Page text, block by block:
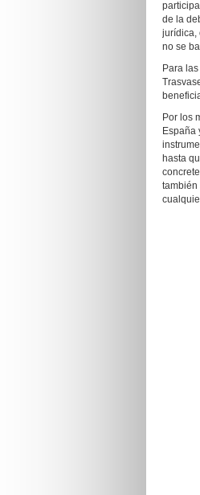
de la
jurídica,
no se
Para
Por los
España
hasta
también